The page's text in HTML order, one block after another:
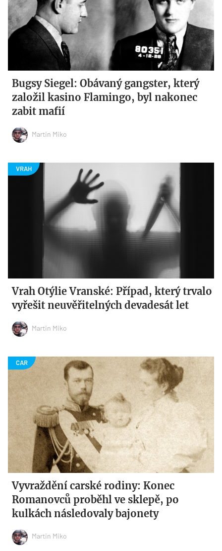
Bugsy Siegel: Obávaný gangster, který
založil kasino Flamingo, byl nakonec
zabit mafií
Martin Miko
Vrah Otýlie Vranské: Případ, který trvalo
vyřešit neuvěřitelných devadesát let
Martin Miko
Vyvraždění carské rodiny: Konec
Romanovců proběhl ve sklepě, po
kulkách následovaly bajonety
Martin Miko